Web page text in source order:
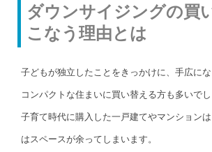
ダウンサイジングの買
こなう理由とは
子どもが独立したことをきっかけに、手広に
コンパクトな住まいに買い替える方も多いでし
子育て時代に購入した一戸建てやマンション
はスペースが余ってしまいます。